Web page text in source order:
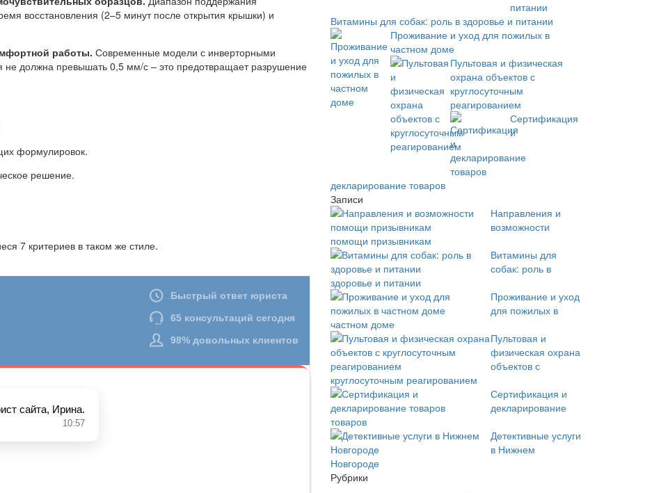
восстановления (2–5 минут после открытия крышки) и
работы. Современные модели с инверторными
должна превышать 0,5 мм/с – это предотвращает разрушение
формулировок.
решение.
7 критериев в таком же стиле.
Витамины для собак: роль в здоровье и питании
Проживание и уход для пожилых в
частном доме
Пультовая и физическая
охрана объектов с
круглосуточным
реагированием
Сертификация
и
декларирование товаров
Записи
Направления и
возможности
помощи призывникам
Витамины для
собак: роль в
здоровье и питании
Проживание и уход
для пожилых в
частном доме
Пультовая и
физическая охрана
объектов с
круглосуточным реагированием
Сертификация и
декларирование
товаров
Детективные услуги
в Нижнем
Новгороде
Рубрики